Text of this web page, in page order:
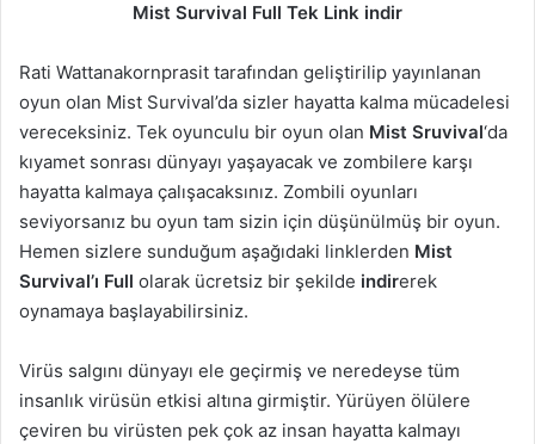
Mist Survival Full Tek Link indir
Rati Wattanakornprasit tarafından geliştirilip yayınlanan
oyun olan Mist Survival’da sizler hayatta kalma mücadelesi
vereceksiniz. Tek oyunculu bir oyun olan Mist Sruvival‘da
kıyamet sonrası dünyayı yaşayacak ve zombilere karşı
hayatta kalmaya çalışacaksınız. Zombili oyunları
seviyorsanız bu oyun tam sizin için düşünülmüş bir oyun.
Hemen sizlere sunduğum aşağıdaki linklerden Mist
Survival’ı Full olarak ücretsiz bir şekilde indirerek
oynamaya başlayabilirsiniz.
Virüs salgını dünyayı ele geçirmiş ve neredeyse tüm
insanlık virüsün etkisi altına girmiştir. Yürüyen ölülere
çeviren bu virüsten pek çok az insan hayatta kalmayı